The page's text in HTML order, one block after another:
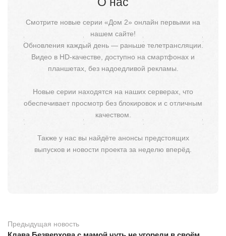
Смотрите новые серии «Дом 2» онлайн первыми на
нашем сайте!
Обновления каждый день — раньше телетрансляции.
Видео в HD-качестве, доступно на смартфонах и
планшетах, без надоедливой рекламы.
Новые серии находятся на наших серверах, что
обеспечивает просмотр без блокировок и с отличным
качеством.
Также у нас вы найдёте анонсы предстоящих
выпусков и новости проекта за неделю вперёд.
Предыдущая новость